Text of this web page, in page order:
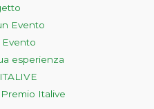
Evento
esperienza
Italive